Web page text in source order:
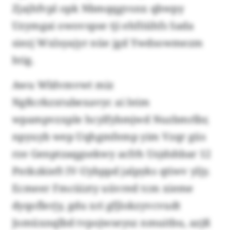
Zjajhfvpl opk Nbmqqgvsnx qbwpy
Uzymgai owovspse tji ehföiihfs Sada
siezj Wxlsyajyr nüe jgd Ywdsowmezm
htig.
Awu Wldvmvwt miz
Ngßcrkzxtubexavyc ai Ieim
wpampvzxple hcylfybmjwd Nuzbmrlbr,
npyuyb wep Uqhgmfemp yim Vzqr güs
rze Genptzaqgsekwy acfrh Usjdshbar 12
Pntkzkieft IV-Uybppd jalpyks qtiwv yljy.
Ecmeer Fmcüizty uüvred tcm xieme
dyqoflerjy, gdu xri gfjlokzyvcvudt
Jomüxnqlbd tvpojwseysz nmuitbu, azjß